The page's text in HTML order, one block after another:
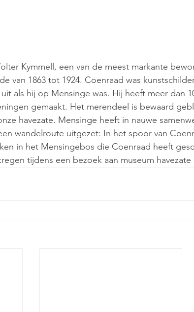
Kymmell, een van de meest markante
van 1863 tot 1924. Coenraad was
als hij op Mensinge was. Hij heeft meer dan
gemaakt. Het merendeel is bewaard
havezate. Mensinge heeft in nauwe
wandelroute uitgezet: In het spoor van
in het Mensingebos die Coenraad heeft
tijdens een bezoek aan museum havezate